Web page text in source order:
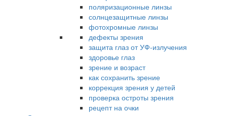
поляризационные линзы
солнцезащитные линзы
фотохромные линзы
дефекты зрения
защита глаз от УФ-излучения
здоровье глаз
зрение и возраст
как сохранить зрение
коррекция зрения у детей
проверка остроты зрения
рецепт на очки